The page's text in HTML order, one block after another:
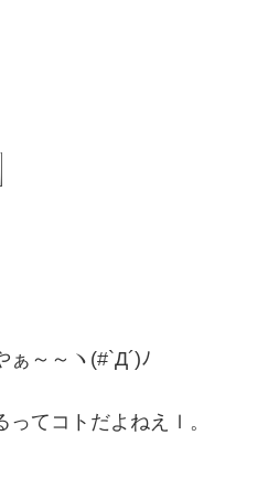
ぁ～～ヽ(#`Д´)ﾉ
てコトだよねえｌ。